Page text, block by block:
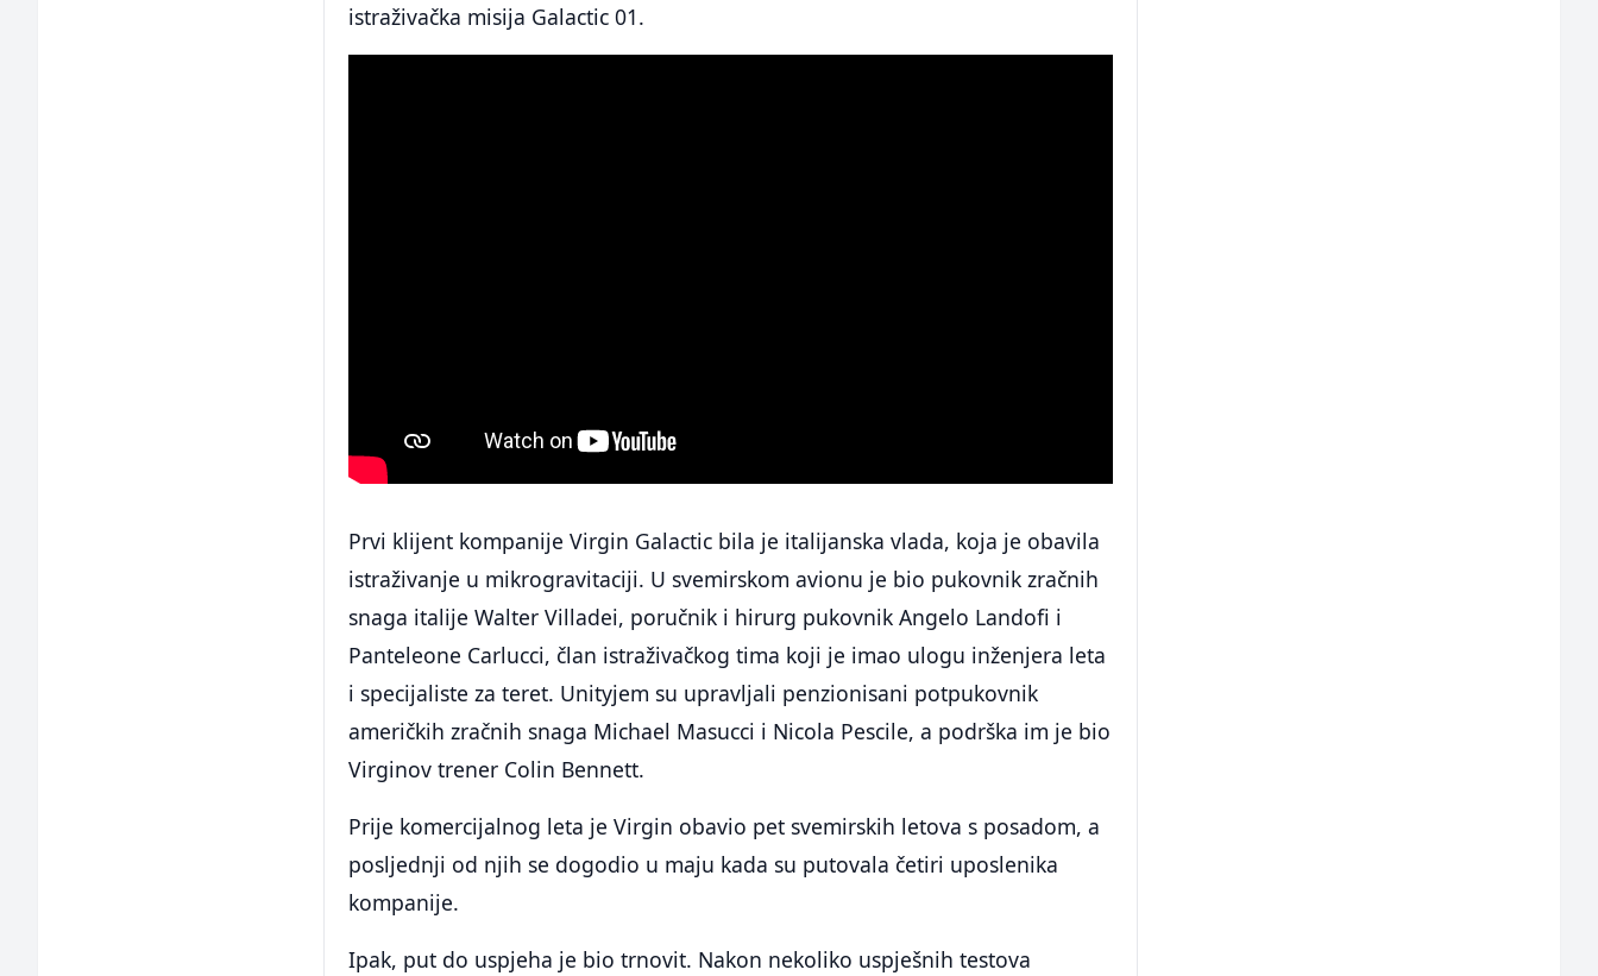
istraživačka misija Galactic 01.
Prvi klijent kompanije Virgin Galactic bila je italijanska vlada, koja je obavila
istraživanje u mikrogravitaciji. U svemirskom avionu je bio pukovnik zračnih
snaga italije Walter Villadei, poručnik i hirurg pukovnik Angelo Landofi i
Panteleone Carlucci, član istraživačkog tima koji je imao ulogu inženjera leta
i specijaliste za teret. Unityjem su upravljali penzionisani potpukovnik
američkih zračnih snaga Michael Masucci i Nicola Pescile, a podrška im je bio
Virginov trener Colin Bennett.
Prije komercijalnog leta je Virgin obavio pet svemirskih letova s posadom, a
posljednji od njih se dogodio u maju kada su putovala četiri uposlenika
kompanije.
Ipak, put do uspjeha je bio trnovit. Nakon nekoliko uspješnih testova